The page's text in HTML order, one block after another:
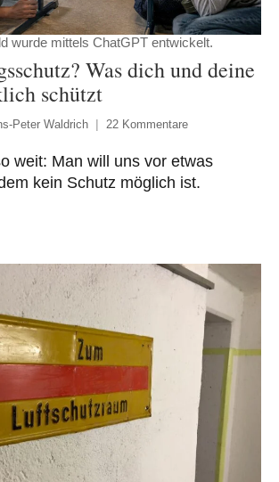
wurde mittels ChatGPT entwickelt.
Was dich und deine
schützt
Peter Waldrich 22 Kommentare
weit: Man will uns vor etwas
kein Schutz möglich ist.